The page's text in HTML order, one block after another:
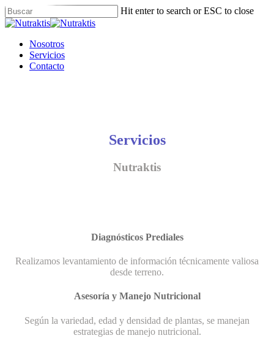
Skip
to
content
Hit enter to search or ESC to close
Close
Menu
Nosotros
Servicios
Contacto
Servicios
Nutraktis
Diagnósticos Prediales
Realizamos levantamiento de información técnicamente valiosa
desde terreno.
Asesoría y Manejo Nutricional
Según la variedad, edad y densidad de plantas, se manejan
estrategias de manejo nutricional.